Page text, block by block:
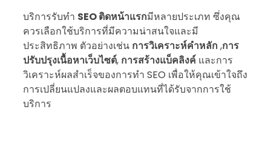
บริการรับทำ SEO ติดหน้าแรกมีหลายประเภท ซึ่งคุณ
ควรเลือกใช้บริการที่มีความน่าสนใจและมี
ประสิทธิภาพ ตัวอย่างเช่น การวิเคราะห์คำหลัก ,การ
ปรับปรุงเนื้อหาเว็บไซต์, การสร้างแบ็คลิงค์ และการ
วิเคราะห์ผลสำเร็จของการทำ SEO เพื่อให้คุณเข้าใจถึง
การเปลี่ยนแปลงและผลตอบแทนที่ได้รับจากการใช้
บริการ